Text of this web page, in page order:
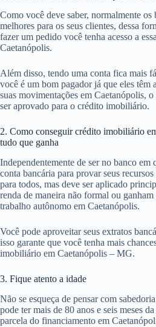
Como você deve saber, normalmente os
melhores para os seus clientes, dessa
fazer um pedido você tenha acesso a
Caetanópolis.
Além disso, tendo uma conta fica mais
você é um bom pagador já que eles têm
suas movimentações em Caetanópolis,
ser aprovado para o crédito imobiliário.
2. Como conseguir crédito imobiliário
tudo que ganha
Independentemente de ser no banco em
conta bancária para provar seus
para todos, mas deve ser aplicado
renda de maneira não formal ou
trabalho autônomo em Caetanópolis.
Você pode aproveitar seus extratos
isso garante que você tenha mais
imobiliário em Caetanópolis – MG.
3. Fique atento a idade
Não se esqueça de pensar com
pode ter mais de 80 anos e seis meses
parcela do financiamento em